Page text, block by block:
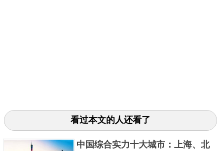
超过200米。这对于恐高的人来说，从顶层向下望就是
要命。除了楼高，重庆高楼数量也是别的地方不能比
拟的，已然排列到了全国第四。虽然这里山多地势高
看过本文的人还看了
中国综合实力十大城市：上海、北